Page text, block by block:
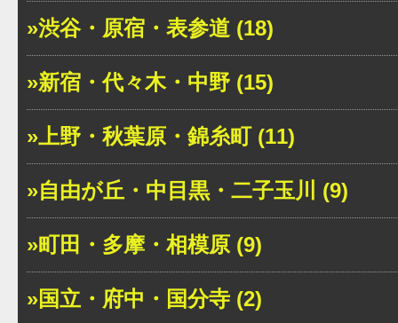
»渋谷・原宿・表参道 (18)
»新宿・代々木・中野 (15)
»上野・秋葉原・錦糸町 (11)
»自由が丘・中目黒・二子玉川 (9)
»町田・多摩・相模原 (9)
»国立・府中・国分寺 (2)